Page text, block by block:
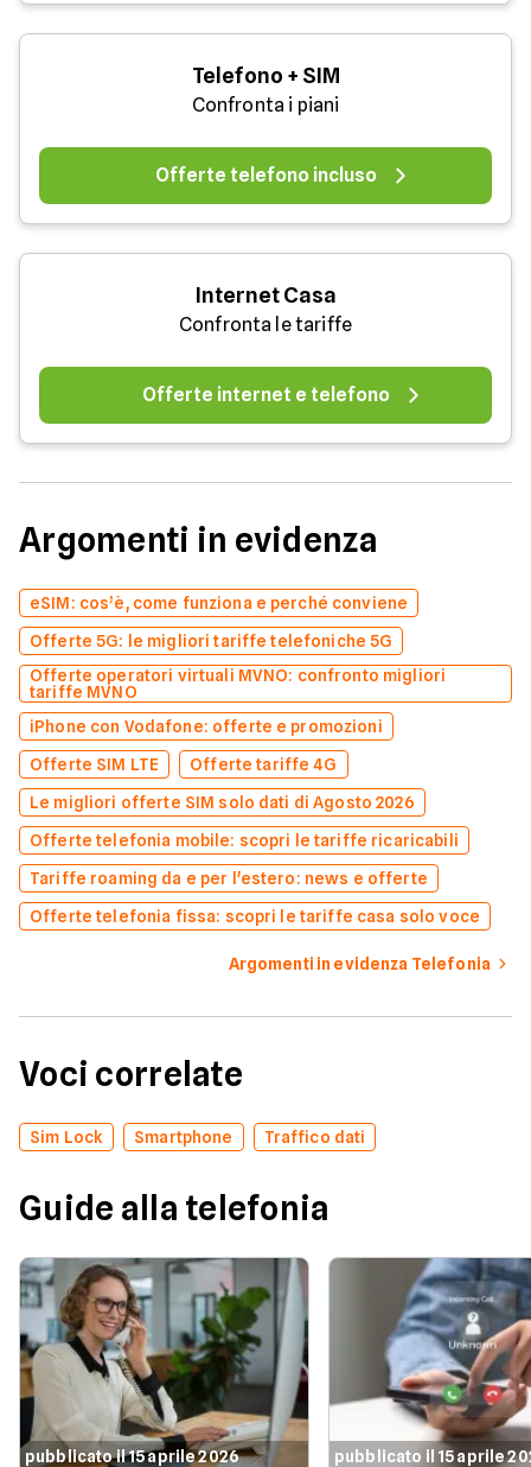
Telefono + SIM
Confronta i piani
Offerte telefono incluso
Internet Casa
Confronta le tariffe
Offerte internet e telefono
Argomenti in evidenza
eSIM: cos’è, come funziona e perché conviene
Offerte 5G: le migliori tariffe telefoniche 5G
Offerte operatori virtuali MVNO: confronto migliori
tariffe MVNO
iPhone con Vodafone: offerte e promozioni
Offerte SIM LTE
Offerte tariffe 4G
Le migliori offerte SIM solo dati di Agosto 2026
Offerte telefonia mobile: scopri le tariffe ricaricabili
Tariffe roaming da e per l'estero: news e offerte
Offerte telefonia fissa: scopri le tariffe casa solo voce
Argomenti in evidenza Telefonia
Voci correlate
Sim Lock Smartphone Traffico dati
Guide alla telefonia
pubblicato il 15 aprile 2026 pubblicato il 15 aprile